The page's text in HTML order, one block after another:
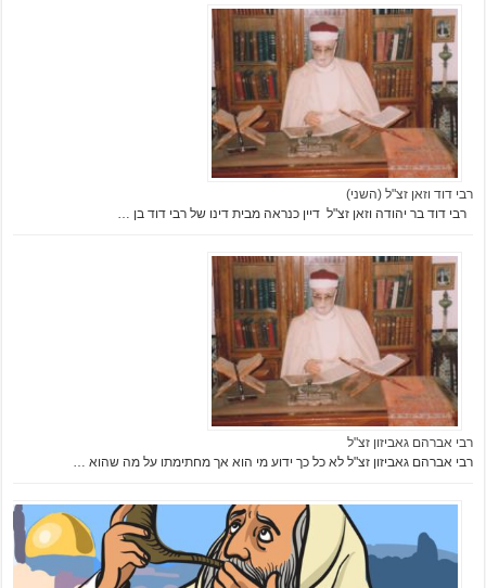
רבי דוד וזאן זצ"ל (השני)
רבי דוד בר יהודה וזאן זצ"ל דיין כנראה מבית דינו של רבי דוד בן …
רבי אברהם גאביזון זצ"ל
רבי אברהם גאביזון זצ"ל לא כל כך ידוע מי הוא אך מחתימתו על מה שהוא …